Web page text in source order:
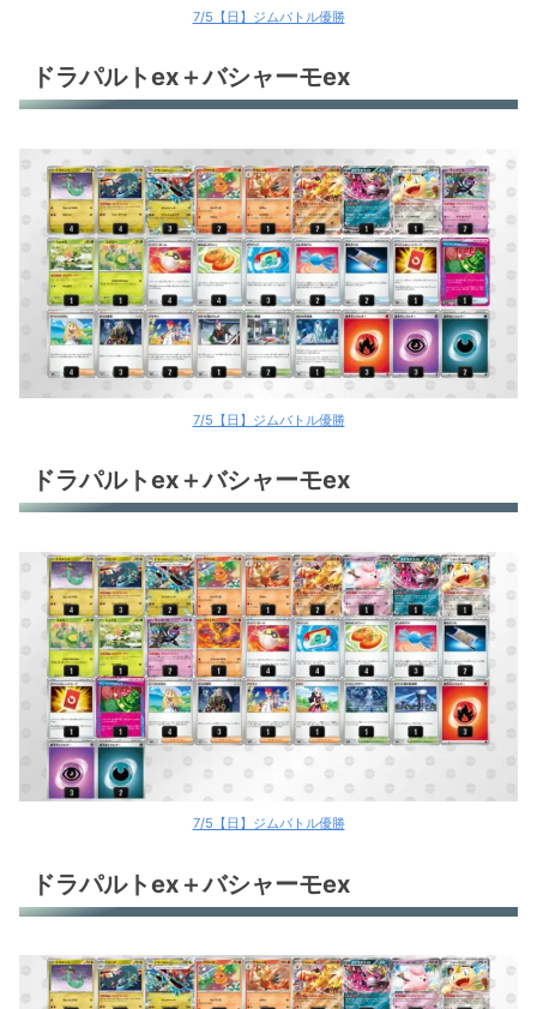
7/5【日】ジムバトル優勝
ドラパルトex＋バシャーモex
7/5【日】ジムバトル優勝
ドラパルトex＋バシャーモex
7/5【日】ジムバトル優勝
ドラパルトex＋バシャーモex